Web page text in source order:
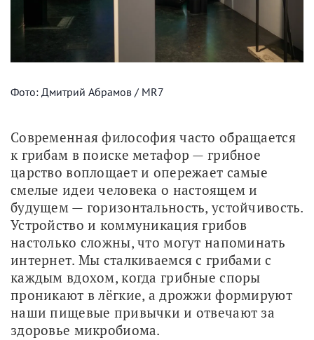
Фото: Дмитрий Абрамов / MR7
Современная философия часто обращается
к грибам в поиске метафор — грибное
царство воплощает и опережает самые
смелые идеи человека о настоящем и
будущем — горизонтальность, устойчивость.
Устройство и коммуникация грибов
настолько сложны, что могут напоминать
интернет. Мы сталкиваемся с грибами с
каждым вдохом, когда грибные споры
проникают в лёгкие, а дрожжи формируют
наши пищевые привычки и отвечают за
здоровье микробиома.